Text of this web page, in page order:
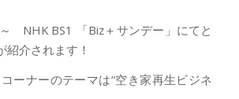
NHK BS1 「Biz＋サンデー」にてと
紹介されます！
ーナーのテーマは“空き家再生ビジネ